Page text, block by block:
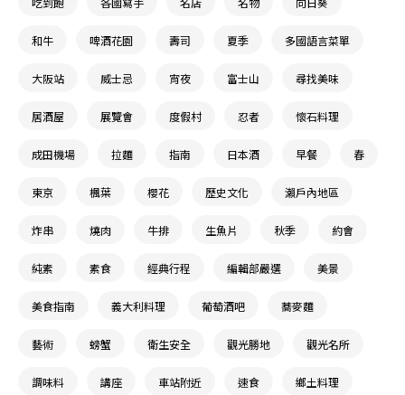
和牛 啤酒花園 壽司 夏季 多國語言菜單
大阪站 威士忌 宵夜 富士山 尋找美味
居酒屋 展覽會 度假村 忍者 懷石料理
成田機場 拉麵 指南 日本酒 早餐 春
東京 楓葉 櫻花 歷史文化 瀨戶內地區
炸串 燒肉 牛排 生魚片 秋季 約會
純素 素食 經典行程 編輯部嚴選 美景
美食指南 義大利料理 葡萄酒吧 蕎麥麵
藝術 螃蟹 衛生安全 觀光勝地 觀光名所
調味料 講座 車站附近 速食 鄉土料理